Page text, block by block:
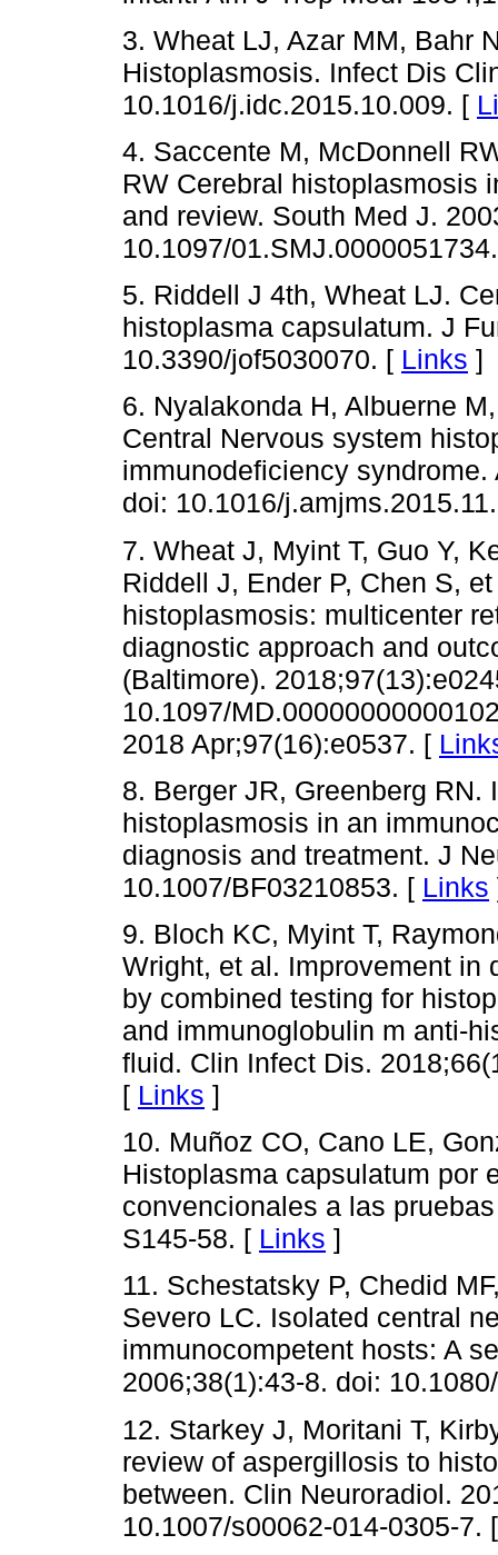
3. Wheat LJ, Azar MM, Bahr
Histoplasmosis. Infect Dis
10.1016/j.idc.2015.10.009. [
4. Saccente M, McDonnell
RW Cerebral histoplasmosis
and review. South Med J.
10.1097/
5. Riddell J 4th, Wheat LJ.
histoplasma capsulatum. J
10.3390/jof5030070. [ Links ]
6. Nyalakonda H, Albuerne
Central Nervous system
immunodeficiency
doi: 10.1016/
7. Wheat J, Myint T, Guo Y,
Riddell J, Ender P, Chen S,
histoplasmosis: multicenter
diagnostic approach and
(Baltimore).
10.1097/
2018 Apr;97(16):e0537. [
8. Berger JR, Greenberg
histoplasmosis in an
diagnosis and treatment. J
10.1007/BF03210853. [ Links
9. Bloch KC, Myint T,
Wright, et al. Improvement in
by combined testing for
and immunoglobulin m anti-
fluid. Clin Infect Dis.
[ Links ]
10. Muñoz CO, Cano LE,
Histoplasma capsulatum por
convencionales a las
S145-58. [ Links ]
11. Schestatsky P, Chedid
Severo LC. Isolated central
immunocompetent hosts: A
2006;38(1):43-8. doi:
12. Starkey J, Moritani T,
review of aspergillosis to
between. Clin Neuroradiol.
10.1007/s00062-014-0305-7.